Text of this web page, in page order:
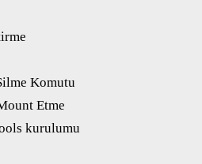
Komutu
Etme
kurulumu